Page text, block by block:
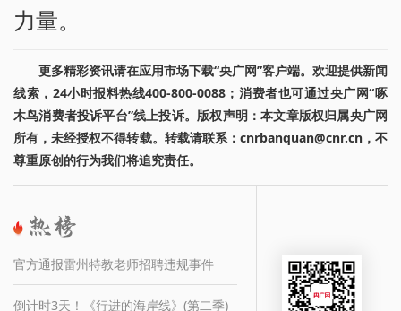
力量。
更多精彩资讯请在应用市场下载“央广网”客户端。欢迎提供新闻
线索，24小时报料热线400-800-0088；消费者也可通过央广网“啄
木鸟消费者投诉平台”线上投诉。版权声明：本文章版权归属央广网
所有，未经授权不得转载。转载请联系：cnrbanquan@cnr.cn，不
尊重原创的行为我们将追究责任。
官方通报雷州特教老师招聘违规事件
倒计时3天！《行进的海岸线》(第二季)